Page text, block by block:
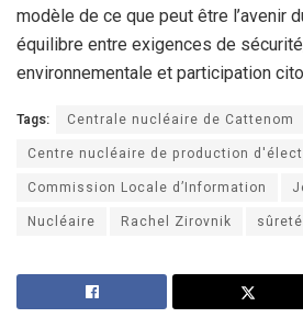
modèle de ce que peut être l’avenir
équilibre entre exigences de
environnementale et participation
Tags:
Centrale nucléaire de Cattenom
Centre nucléaire de production
Commission Locale d’Information
Nucléaire
Rachel Zirovnik